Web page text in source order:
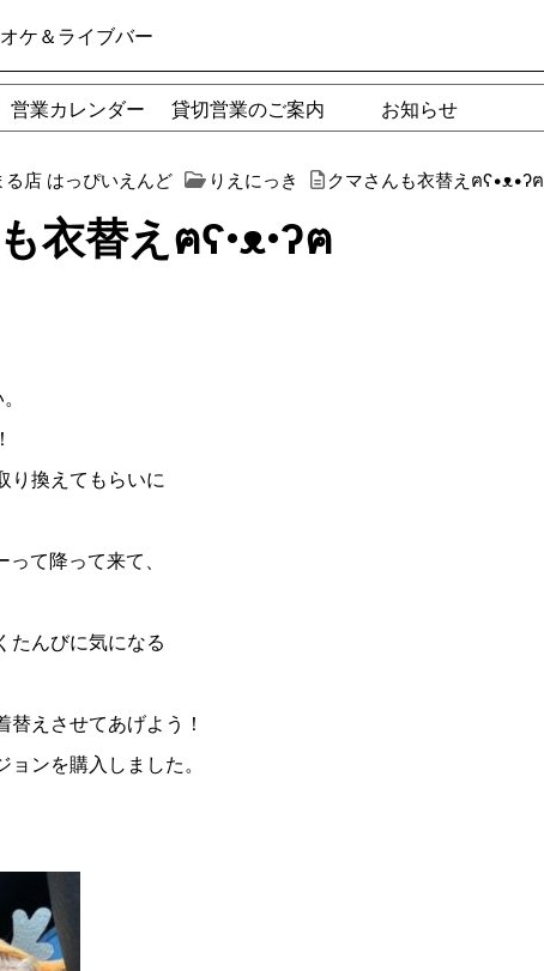
ケ＆ライブバー
営業カレンダー 貸切営業のご案内 お知らせ
店 はっぴいえんど りえにっき クマさんも衣替えฅʕ•ᴥ•ʔฅ
衣替えฅʕ•ᴥ•ʔฅ
り換えてもらいに
て降って来て、
たんびに気になる
替えさせてあげよう！
ンを購入しました。